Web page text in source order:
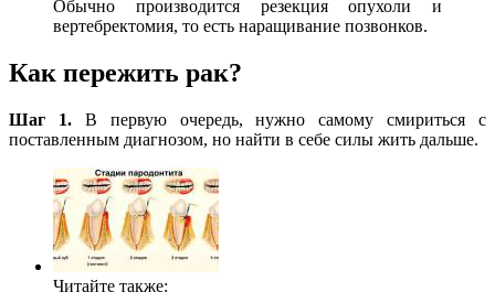
Обычно производится резекция опухоли и
вертебректомия, то есть наращивание позвонков.
Как пережить рак?
Шаг 1.В первую очередь, нужно самому смириться с
поставленным диагнозом, но найти в себе силы жить дальше.
Читайте также: